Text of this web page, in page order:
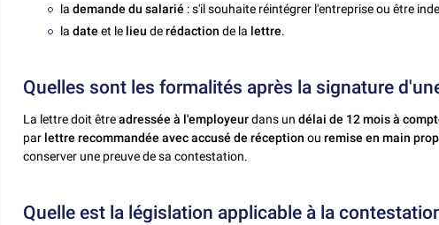
lademande du salarié : s'il souhaite réintégrer l'entreprise ou être
ladateet le lieuderédaction de la lettre.
Quelles sont les formalités après la signature
La lettre doit êtreadressée à l'employeurdans un délai de 12 mois à
par lettre recommandée avec accusé de réception ouremise en main
conserver une preuve de sa contestation.
Quelle est la législation applicable à la